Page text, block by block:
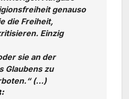
genauso
die Freiheit,
Einzig
sie an der
Glaubens zu
(…)